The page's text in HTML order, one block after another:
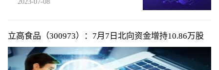
2023-07-08
立高食品（300973）：7月7日北向资金增持10.86万股